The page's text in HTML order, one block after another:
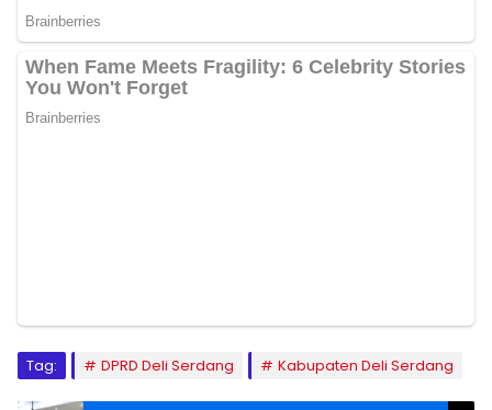
Tag: DPRD Deli Serdang Kabupaten Deli Serdang